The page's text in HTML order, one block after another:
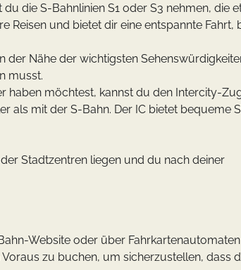
die S-Bahnlinien S1 oder S3 nehmen, die
Reisen und bietet dir eine entspannte Fahrt,
der Nähe der wichtigsten
musst.
möchtest, kannst du den Intercity-
als mit der S-Bahn. Der IC bietet bequeme
Stadtzentren liegen und du nach deiner
Website oder über
zu buchen, um sicherzustellen, dass